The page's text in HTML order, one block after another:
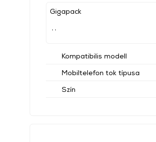
Gigapack
Kompatibilis modell
Mobiltelefon tok típusa
Szín